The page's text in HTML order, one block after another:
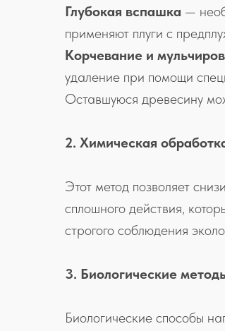
Глубокая вспашка —
применяют плуги с
Корчевание и
удаление при помощи
Оставшуюся древесину
2. Химическая
Этот метод позволяет
сплошного действия,
строгого соблюдения
3. Биологические
Биологические способы